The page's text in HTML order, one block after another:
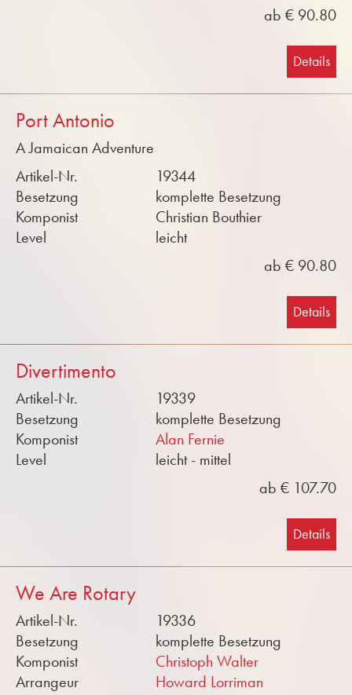
ab € 90.80
Details
Port Antonio
A Jamaican Adventure
Artikel-Nr.
19344
Besetzung
komplette Besetzung
Komponist
Christian Bouthier
Level
leicht
ab € 90.80
Details
Divertimento
Artikel-Nr.
19339
Besetzung
komplette Besetzung
Komponist
Alan Fernie
Level
leicht - mittel
ab € 107.70
Details
We Are Rotary
Artikel-Nr.
19336
Besetzung
komplette Besetzung
Komponist
Christoph Walter
Arrangeur
Howard Lorriman